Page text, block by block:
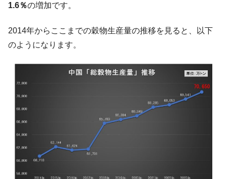
『Money1』
【韓国の外貨準備】2026年07月は4,279億ド
『Money1』
韓国「ここは北朝鮮なのか。選管がサーバ
ーにウソのデータを入力したのは明白だ」
韓国は「中国と同じく」投資に不適格な国
だ。
『韓国銀行』が「金の保有量を増やしま
す」⇒「金を経由するドル入手」手段ではないのか？
『Money1』
韓国･外為取引量「1日当たり1,214.4億ド
ル」まで拡大 ⇒ 海外資金の動きに強く左右される状態
『Money1』
1.6％の増加です。
2014年からここまでの穀物生産量の推移を見ると、以下
のようになります。